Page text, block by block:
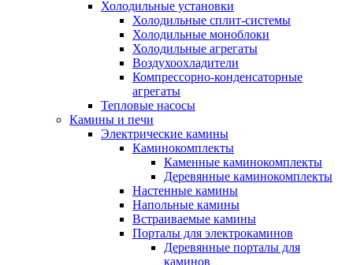
Холодильные установки
Холодильные сплит-системы
Холодильные моноблоки
Холодильные агрегаты
Воздухоохладители
Компрессорно-конденсаторные
агрегаты
Тепловые насосы
Камины и печи
Электрические камины
Каминокомплекты
Каменные каминокомплекты
Деревянные каминокомплекты
Настенные камины
Напольные камины
Встраиваемые камины
Порталы для электрокаминов
Деревянные порталы для
каминов